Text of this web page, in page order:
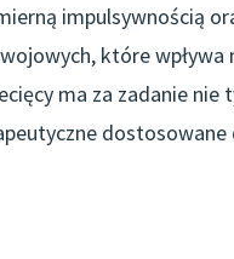
impulsywnością
które
ma za zadanie